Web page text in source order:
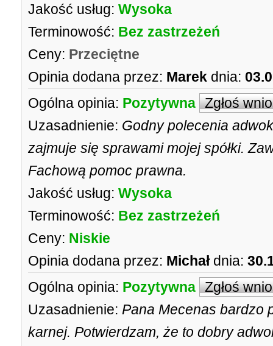
Jakość usług: Wysoka
Terminowość: Bez zastrzeżeń
Ceny: Przeciętne
Opinia dodana przez: Marek dnia:
Ogólna opinia: Pozytywna Zgłoś
Uzasadnienie: Godny polecenia
zajmuje się sprawami mojej spółki.
Fachową pomoc prawna.
Jakość usług: Wysoka
Terminowość: Bez zastrzeżeń
Ceny: Niskie
Opinia dodana przez: Michał dnia:
Ogólna opinia: Pozytywna Zgłoś
Uzasadnienie: Pana Mecenas bardzo
karnej. Potwierdzam, że to dobry